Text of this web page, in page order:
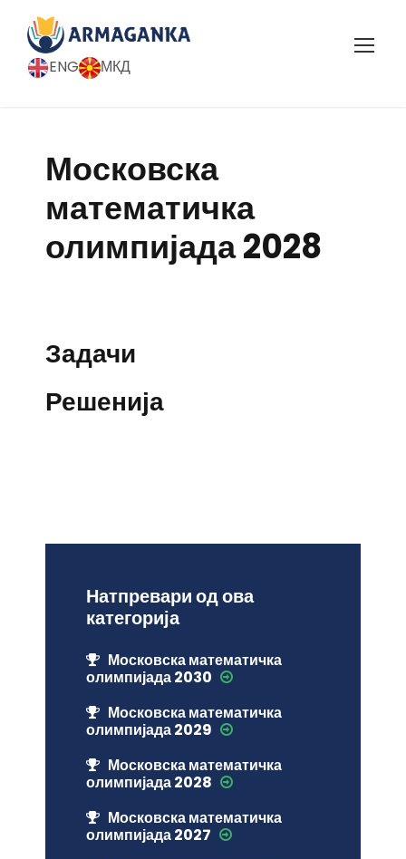
ENG МКД
Московска
математичка
олимпијада 2028
Задачи
Решенија
Натпревари од ова
категорија
Московска математичка
олимпијада 2030
Московска математичка
олимпијада 2029
Московска математичка
олимпијада 2028
Московска математичка
олимпијада 2027